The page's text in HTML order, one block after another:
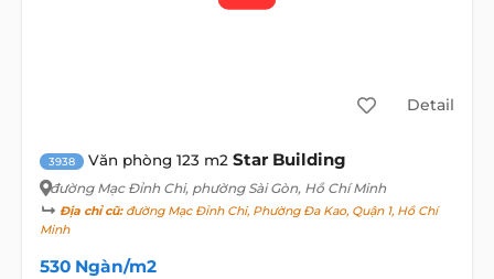
Detail
3938 Văn phòng 123 m2 Star Building
đường Mạc Đỉnh Chi, phường Sài Gòn, Hồ Chí Minh
Địa chỉ cũ:đường Mạc Đỉnh Chi, Phường Đa Kao, Quận 1, Hồ Chí
Minh
530 Ngàn/m2